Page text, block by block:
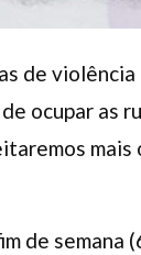
de violência
ocupar as
mais
de semana